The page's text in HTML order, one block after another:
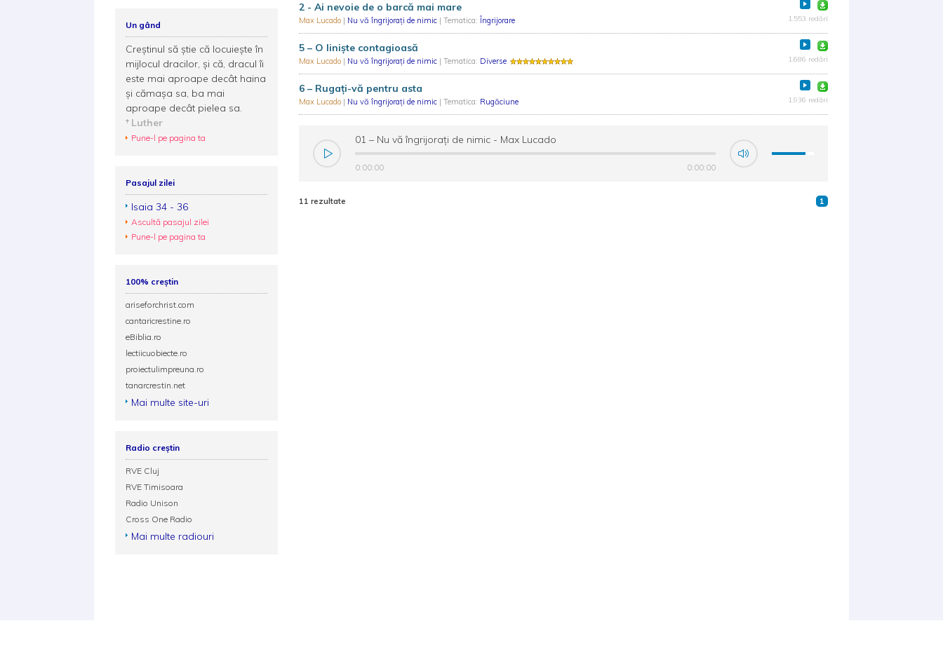
2 - Ai nevoie de o barcă mai mare
Max Lucado | Nu vă îngrijorați de nimic | Tematica: Îngrijorare 1.553 redări
5 – O liniște contagioasă
Max Lucado | Nu vă îngrijorați de nimic | Tematica: Diverse 1.686 redări
6 – Rugați-vă pentru asta
Max Lucado | Nu vă îngrijorați de nimic | Tematica: Rugăciune 1.936 redări
01 – Nu vă îngrijorați de nimic - Max Lucado
0:00:00 0:00:00
11 rezultate 1
Un gând
Creştinul să ştie că locuieşte în
mijlocul dracilor, şi că, dracul îi
este mai aproape decât haina
şi cămaşa sa, ba mai
aproape decât pielea sa.
Luther
Pune-l pe pagina ta
Pasajul zilei
Isaia 34 - 36
Ascultă pasajul zilei
Pune-l pe pagina ta
100% creștin
ariseforchrist.com
cantaricrestine.ro
eBiblia.ro
lectiicuobiecte.ro
proiectulimpreuna.ro
tanarcrestin.net
Mai multe site-uri
Radio creștin
RVE Cluj
RVE Timisoara
Radio Unison
Cross One Radio
Mai multe radiouri